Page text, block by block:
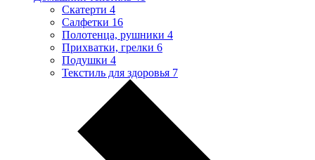
Скатерти 4
Салфетки 16
Полотенца, рушники 4
Прихватки, грелки 6
Подушки 4
Текстиль для здоровья 7